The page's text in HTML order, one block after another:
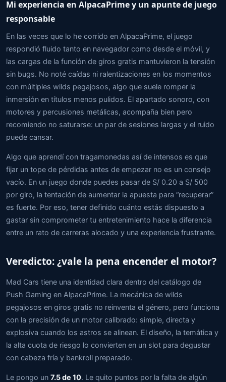
Mi experiencia en AlpacaPrime y un apunte de juego
responsable
En las veces que lo he corrido en AlpacaPrime, el juego
respondió fluido tanto en navegador como desde el móvil, y
las cargas de la función de giros gratis mantuvieron la tensión
sin bugs. No noté caídas ni ralentizaciones en los momentos
con múltiples wilds pegajosos, algo que suele romper la
inmersión en títulos menos pulidos. El apartado sonoro, con
motores y percusiones metálicas, acompaña bien pero
recomiendo no saturarse: un par de sesiones largas y el ruido
puede cansar.
Algo que aprendí con tragamonedas así de intensos es que
fijar un tope de pérdidas antes de empezar no es un consejo
vacío. En un juego donde puedes pasar de S/ 0.20 a S/ 500
por giro, la tentación de aumentar la apuesta para “recuperar”
es fuerte. Por eso, tener definido cuánto estás dispuesto a
gastar sin comprometer tu entretenimiento hace la diferencia
entre un rato de carreras alocado y una experiencia frustrante.
Veredicto: ¿vale la pena encender el motor?
Mad Cars tiene una identidad clara dentro del catálogo de
Push Gaming en AlpacaPrime. La mecánica de wilds
pegajosos en giros gratis no reinventa el género, pero funciona
con la precisión de un motor calibrado: simple, directa y
explosiva cuando los astros se alinean. El diseño, la temática y
la alta cuota de riesgo lo convierten en un slot para degustar
con cabeza fría y bankroll preparado.
Le pongo un 7.5 de 10. Le quito puntos por la falta de algún